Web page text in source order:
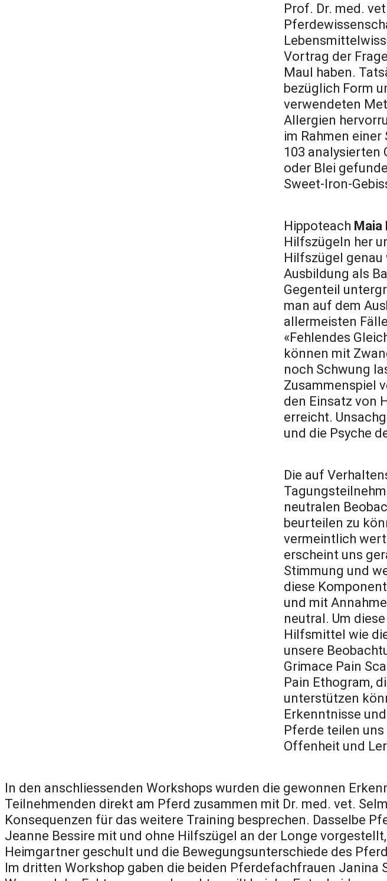
Prof. Dr. med.
Vortrag der
Maul haben.
bezüglich Form
verwendeten
Allergien
im Rahmen
103 analysierten
oder Blei
Sweet-Iron-
Hippoteach Maia
Hilfszügeln her
Hilfszügel genau
Ausbildung als
Gegenteil
man auf dem
allermeisten
«Fehlendes
können mit
noch Schwung
Zusammenspiel
den Einsatz von
erreicht.
und die Psyche
Die auf
neutralen
beurteilen zu
vermeintlich
erscheint uns
Stimmung und
diese
und mit
neutral. Um
Hilfsmittel wie
unsere
Grimace Pain
Pain Ethogram,
unterstützen
Erkenntnisse
Pferde teilen
Offenheit und
In den anschliessenden Workshops wurden die gewonnen
Teilnehmenden direkt am Pferd zusammen mit Dr. med. vet.
Konsequenzen für das weitere Training besprechen. Dasselbe
Jeanne Bessire mit und ohne Hilfszügel an der Longe
Heimgartner geschult und die Bewegungsunterschiede des
Im dritten Workshop gaben die beiden Pferdefachfrauen